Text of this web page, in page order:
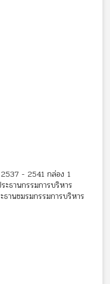
- 2541 กล่อง 1
ะธานกรรมการบริหาร
านชมรมกรรมการบริหาร